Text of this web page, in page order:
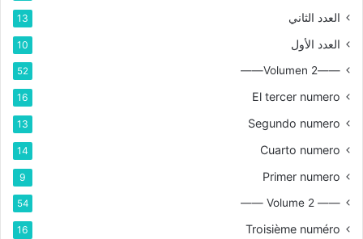
العدد الثاني 13
العدد الأول 10
——Volumen 2——
52
El tercer numero
16
Segundo numero
13
Cuarto numero
14
Primer numero
9
—— Volume 2 ——
54
Troisième numéro
16